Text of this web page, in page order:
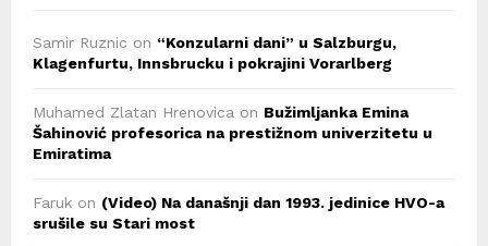
Samir Ruznic on “Konzularni dani” u Salzburgu,
Klagenfurtu, Innsbrucku i pokrajini Vorarlberg
Muhamed Zlatan Hrenovica on Bužimljanka Emina
Šahinović profesorica na prestižnom univerzitetu u
Emiratima
Faruk on (Video) Na današnji dan 1993. jedinice HVO-a
srušile su Stari most